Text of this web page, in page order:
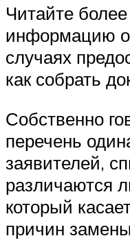
Читайте
информацию о
случаях
как собрать
Собственно
перечень
заявителей,
различаются
который
причин